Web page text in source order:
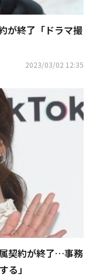
が終了「ドラマ撮
2023/03/02 12:35
契約が終了…事務
る」